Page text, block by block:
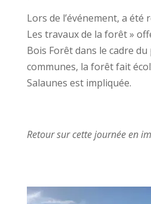
Lors de l’événement, a
Les travaux de la forêt »
Bois Forêt dans le cadre
communes, la forêt fait
Salaunes est impliquée.
Retour sur cette journée en